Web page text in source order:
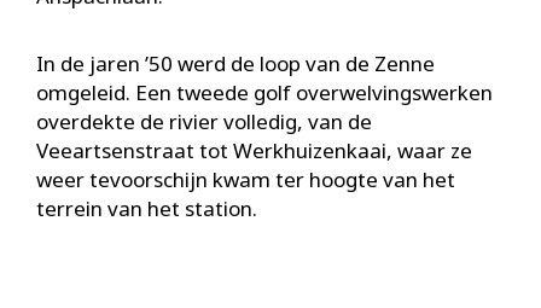
In de jaren ’50 werd de loop van de Zenne
omgeleid. Een tweede golf overwelvingswerken
overdekte de rivier volledig, van de
Veeartsenstraat tot Werkhuizenkaai, waar ze
weer tevoorschijn kwam ter hoogte van het
terrein van het station.